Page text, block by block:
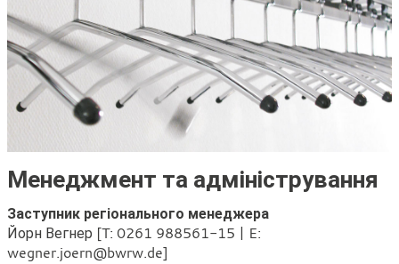
Менеджмент та адміністрування
Заступник регіонального менеджера
Йорн Вегнер [T: 0261 988561-15 | E:
wegner.joern@bwrw.de]